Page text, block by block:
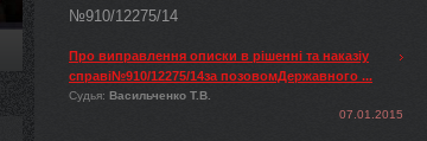
№910/12275/14
Про виправлення описки в рішенні та наказіу
справі№910/12275/14за позовомДержавного ...
Судья: Васильченко Т.В.
07.01.2015